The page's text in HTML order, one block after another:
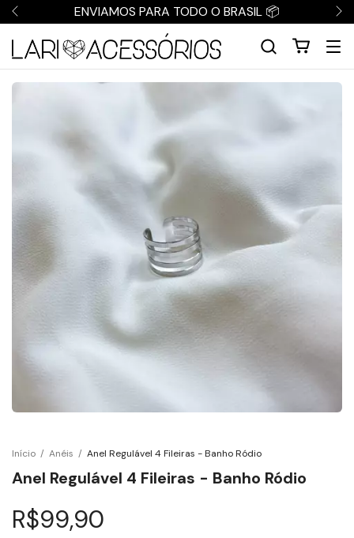
ENVIAMOS PARA TODO O BRASIL 📦
Início / Anéis / Anel Regulável 4 Fileiras - Banho Ródio
Anel Regulável 4 Fileiras - Banho Ródio
R$99,90